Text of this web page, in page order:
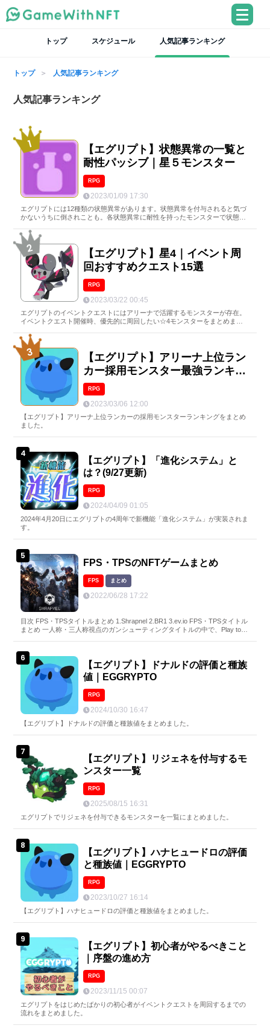
トップ スケジュール 人気記事ランキング
トップ 人気記事ランキング
人気記事ランキング
【エグリプト】状態異常の一覧と
耐性パッシブ｜星５モンスター
RPG
2023/01/09 17:30
エグリプトには12種類の状態異常があります。状態異常を付与されると気づ
かないうちに倒されことも。各状態異常に耐性を持ったモンスターで状態異
【エグリプト】星4｜イベント周
回おすすめクエスト15選
RPG
2023/03/22 00:45
エグリプトのイベントクエストにはアリーナで活躍するモンスターが存在。
イベントクエスト開催時、優先的に周回したい☆4モンスターをまとめまし
【エグリプト】アリーナ上位ラン
カー採用モンスター最強ランキン
グRPG
2023/03/06 12:00
【エグリプト】アリーナ上位ランカーの採用モンスターランキングをまとめ
ました。
【エグリプト】「進化システム」と
は？(9/27更新)
RPG
2024/04/09 01:05
2024年4月20日にエグリプトの4周年で新機能「進化システム」が実装されま
す。
FPS・TPSのNFTゲームまとめ
FPS まとめ
2022/06/28 17:22
目次 FPS・TPSタイトルまとめ 1.Shrapnel 2.BR1 3.ev.io FPS・TPSタイトル
まとめ 一人称・三人称視点のガンシューティングタイトルの中で、Play to E
【エグリプト】ドナルドの評価と種族
値｜EGGRYPTO
RPG
2024/10/30 16:47
【エグリプト】ドナルドの評価と種族値をまとめました。
【エグリプト】リジェネを付与するモ
ンスター一覧
RPG
2025/08/15 16:31
エグリプトでリジェネを付与できるモンスターを一覧にまとめました。
【エグリプト】ハナヒュードロの評価
と種族値｜EGGRYPTO
RPG
2023/10/27 16:14
【エグリプト】ハナヒュードロの評価と種族値をまとめました。
【エグリプト】初心者がやるべきこと
｜序盤の進め方
RPG
2023/11/15 00:07
エグリプトをはじめたばかりの初心者がイベントクエストを周回するまでの
流れをまとめました。